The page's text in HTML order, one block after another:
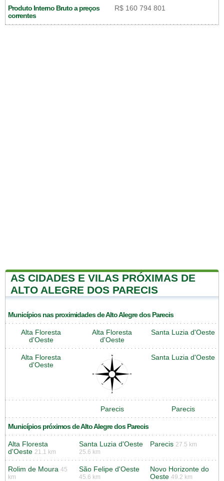
Produto Interno Bruto a preços
correntes
R$ 160 794 801
AS CIDADES E VILAS PRÓXIMAS DE
ALTO ALEGRE DOS PARECIS
Municípios nas proximidades de Alto Alegre dos Parecis
Alta Floresta
d'Oeste
Alta Floresta
d'Oeste
Santa Luzia d'Oeste
Alta Floresta
d'Oeste
Santa Luzia d'Oeste
Parecis Parecis
Municípios próximos de Alto Alegre dos Parecis
Alta Floresta
d'Oeste 21.1 km
Santa Luzia d'Oeste
25.6 km
Parecis 27.5 km
Rolim de Moura 45
km
São Felipe d'Oeste
45.6 km
Novo Horizonte do
Oeste 49.2 km